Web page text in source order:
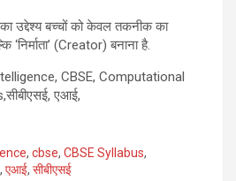
का उद्देश्य बच्चों को केवल तकनीक का
‘निर्माता’ (Creator) बनाना है.
CBSE, Computational
एआई,
, cbse, CBSE Syllabus,
, एआई, सीबीएसई